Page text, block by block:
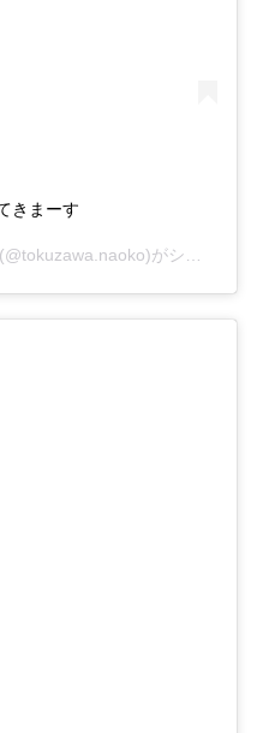
きまーす
がシェアした投稿 –